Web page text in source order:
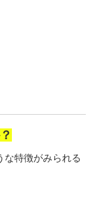
な特徴がみられる